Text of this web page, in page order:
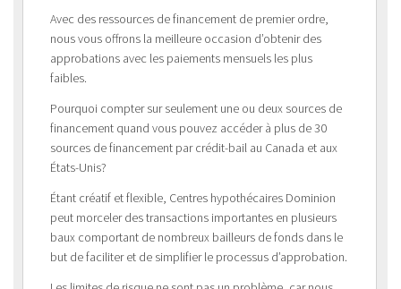
Avec des ressources de financement de premier ordre,
nous vous offrons la meilleure occasion d’obtenir des
approbations avec les paiements mensuels les plus
faibles.
Pourquoi compter sur seulement une ou deux sources de
financement quand vous pouvez accéder à plus de 30
sources de financement par crédit-bail au Canada et aux
États-Unis?
Étant créatif et flexible, Centres hypothécaires Dominion
peut morceler des transactions importantes en plusieurs
baux comportant de nombreux bailleurs de fonds dans le
but de faciliter et de simplifier le processus d’approbation.